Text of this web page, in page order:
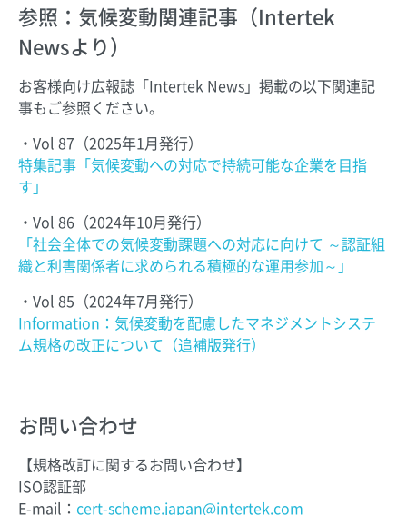
参照：気候変動関連記事（Intertek
Newsより）
お客様向け広報誌「Intertek News」掲載の以下関連記
事もご参照ください。
・Vol 87（2025年1月発行）
特集記事「気候変動への対応で持続可能な企業を目指
す」
・Vol 86（2024年10月発行）
「社会全体での気候変動課題への対応に向けて ～認証組
織と利害関係者に求められる積極的な運用参加～」
・Vol 85（2024年7月発行）
Information：気候変動を配慮したマネジメントシステ
ム規格の改正について（追補版発行）
お問い合わせ
【規格改訂に関するお問い合わせ】
ISO認証部
E-mail： cert-scheme.japan@intertek.com